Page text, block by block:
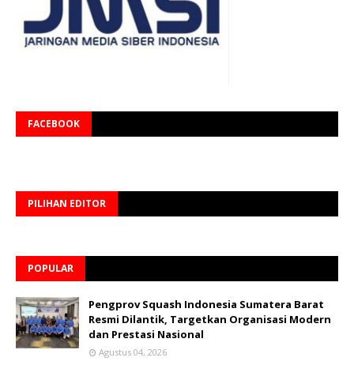
FACEBOOK
PILIHAN EDITOR
POPULAR
Pengprov Squash Indonesia Sumatera Barat
Resmi Dilantik, Targetkan Organisasi Modern
dan Prestasi Nasional
Agustus 04, 2026